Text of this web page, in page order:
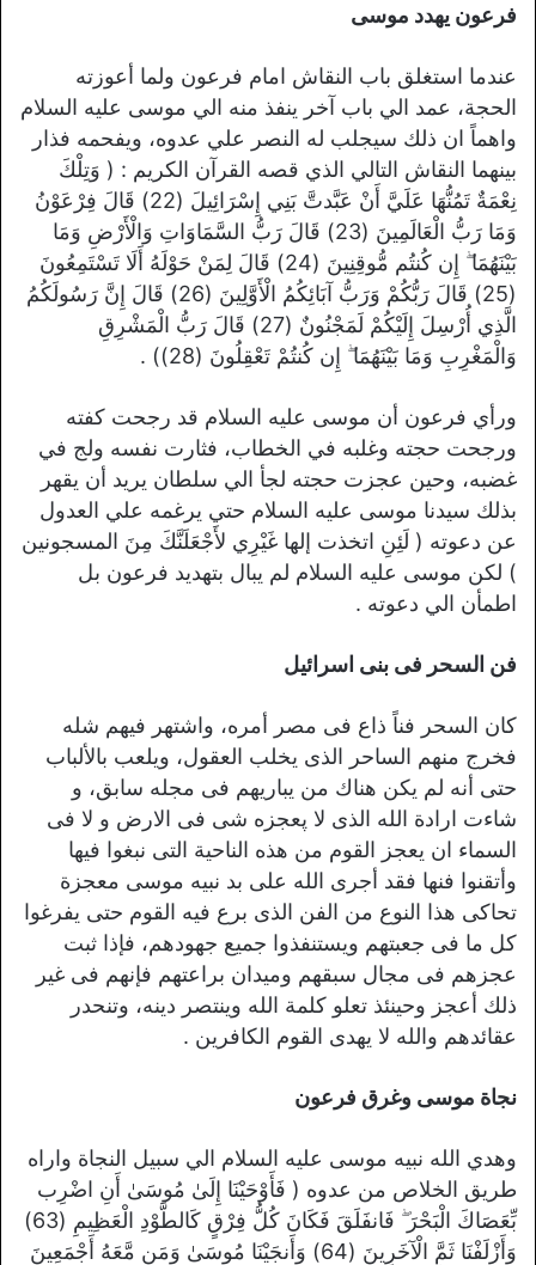
فرعون يهدد موسى
عندما استغلق باب النقاش امام فرعون ولما أعوزته
الحجة، عمد الي باب آخر ينفذ منه الي موسى عليه السلام
واهماً ان ذلك سيجلب له النصر علي عدوه، ويفحمه فذار
بينهما النقاش التالي الذي قصه القرآن الكريم : ( وَتِلْكَ
نِعْمَةٌ تَمُنُّهَا عَلَيَّ أَنْ عَبَّدتَّ بَنِي إِسْرَائِيلَ (22) قَالَ فِرْعَوْنُ
وَمَا رَبُّ الْعَالَمِينَ (23) قَالَ رَبُّ السَّمَاوَاتِ وَالْأَرْضِ وَمَا
بَيْنَهُمَا ۖ إِن كُنتُم مُّوقِنِينَ (24) قَالَ لِمَنْ حَوْلَهُ أَلَا تَسْتَمِعُونَ
(25) قَالَ رَبُّكُمْ وَرَبُّ آبَائِكُمُ الْأَوَّلِينَ (26) قَالَ إِنَّ رَسُولَكُمُ
الَّذِي أُرْسِلَ إِلَيْكُمْ لَمَجْنُونٌ (27) قَالَ رَبُّ الْمَشْرِقِ
وَالْمَغْرِبِ وَمَا بَيْنَهُمَا ۖ إِن كُنتُمْ تَعْقِلُونَ (28)) .
ورأي فرعون أن موسى عليه السلام قد رجحت كفته
ورجحت حجته وغلبه في الخطاب، فثارت نفسه ولج في
غضبه، وحين عجزت حجته لجأ الي سلطان يريد أن يقهر
بذلك سيدنا موسى عليه السلام حتي يرغمه علي العدول
عن دعوته ( لَئِنِ اتخذت إلها غَيْرِي لأَجْعَلَنَّكَ مِنَ المسجونين
) لكن موسى عليه السلام لم يبال بتهديد فرعون بل
اطمأن الي دعوته .
فن السحر فی بنی اسرائیل
كان السحر فناً ذاع فى مصر أمره، واشتهر فيهم شله
فخرج منهم الساحر الذى يخلب العقول، ويلعب بالألباب
حتى أنه لم يكن هناك من يباریهم فی مجله سابق، و
شاءت ارادة الله الذی لا پعجزه شی فی الارض و لا فی
السماء ان يعجز القوم من هذه الناحية التى نبغوا فيها
وأتقنوا فنها فقد أجرى الله على بد نبیه موسی معجزة
تحاکی هذا النوع من الفن الذی برع فیه القوم حتی يفرغوا
كل ما فى جعبتهم ويستنفذوا جميع جهودهم، فإذا ثبت
عجزهم فى مجال سبقهم وميدان براعتهم فإنهم فى غير
ذلك أعجز وحينئذ تعلو كلمة الله وينتصر دينه، وتنحدر
عقائدهم والله لا يهدى القوم الكافرين .
نجاة موسى وغرق فرعون
وهدي الله نبيه موسى عليه السلام الي سبيل النجاة واراه
طريق الخلاص من عدوه ( فَأَوْحَيْنَا إِلَىٰ مُوسَىٰ أَنِ اضْرِب
بِّعَصَاكَ الْبَحْرَ ۖ فَانفَلَقَ فَكَانَ كُلُّ فِرْقٍ كَالطَّوْدِ الْعَظِيمِ (63)
وَأَزْلَفْنَا ثَمَّ الْآخَرِينَ (64) وَأَنجَيْنَا مُوسَىٰ وَمَن مَّعَهُ أَجْمَعِينَ